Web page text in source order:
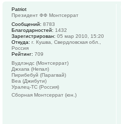
Patriot
Президент ФФ Монтсеррат
Сообщений: 8783
Благодарностей: 1432
Зарегистрирован: 05 мар 2010, 15:20
Откуда: г. Кушва, Свердловская обл.,
Россия
Рейтинг: 709
Вудлэндс (Монтсеррат)
Джхапа (Непал)
Пирибебуй (Парагвай)
Веа (Джибути)
Уралец-ТС (Россия)
Сборная Монтсеррат (юн.)